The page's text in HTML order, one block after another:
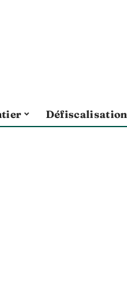
Défiscalisation